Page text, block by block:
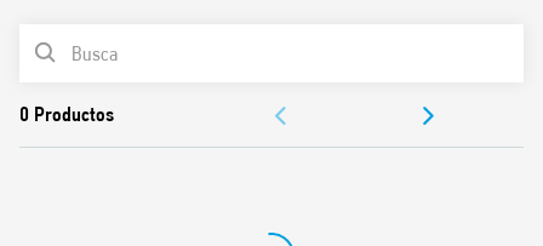
Contactos libres de cadmio
LISTA DE PRODUCTOS
APROBACIONES